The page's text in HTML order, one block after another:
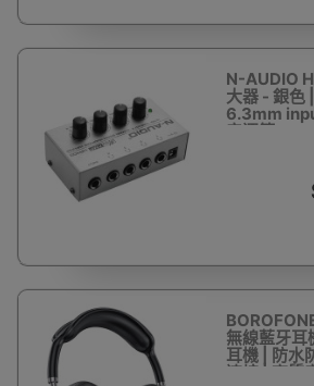
N-AUDIO
大器 - 銀色
6.3mm
音運算
無線藍牙耳
耳機 | 防水
連接 | 高質